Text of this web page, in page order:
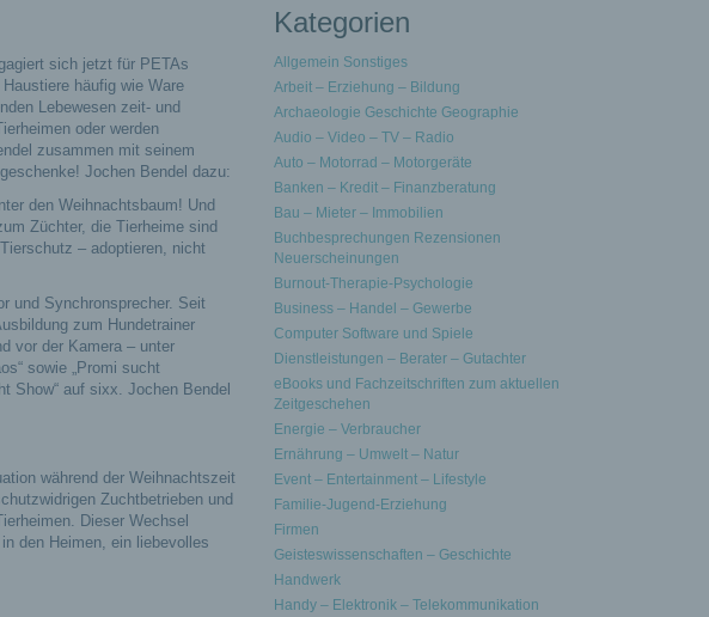
sich jetzt für PETAs
häufig wie Ware
Lebewesen zeit- und
oder werden
zusammen mit seinem
Jochen Bendel dazu:
den Weihnachtsbaum! Und
Züchter, die Tierheime sind
– adoptieren, nicht
und Synchronsprecher. Seit
zum Hundetrainer
vor der Kamera – unter
sowie „Promi sucht
Show“ auf sixx. Jochen Bendel
während der Weihnachtszeit
Zuchtbetrieben und
Dieser Wechsel
den Heimen, ein liebevolles
Kategorien
Allgemein Sonstiges
Arbeit – Erziehung – Bildung
Archaeologie Geschichte Geographie
Audio – Video – TV – Radio
Auto – Motorrad – Motorgeräte
Banken – Kredit – Finanzberatung
Bau – Mieter – Immobilien
Buchbesprechungen Rezensionen
Neuerscheinungen
Burnout-Therapie-Psychologie
Business – Handel – Gewerbe
Computer Software und Spiele
Dienstleistungen – Berater – Gutachter
eBooks und Fachzeitschriften zum aktuellen
Zeitgeschehen
Energie – Verbraucher
Ernährung – Umwelt – Natur
Event – Entertainment – Lifestyle
Familie-Jugend-Erziehung
Firmen
Geisteswissenschaften – Geschichte
Handwerk
Handy – Elektronik – Telekommunikation